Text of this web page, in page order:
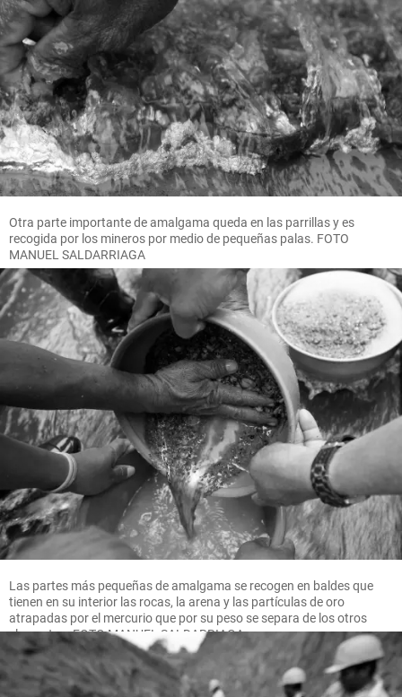
Otra parte importante de amalgama queda en las parrillas y es
recogida por los mineros por medio de pequeñas palas. FOTO
MANUEL SALDARRIAGA
Las partes más pequeñas de amalgama se recogen en baldes que
tienen en su interior las rocas, la arena y las partículas de oro
atrapadas por el mercurio que por su peso se separa de los otros
elementos. FOTO MANUEL SALDARRIAGA